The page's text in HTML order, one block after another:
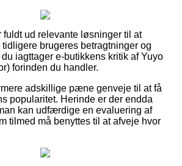
ud relevante løsninger til at
brugeres betragtninger og
iagttager e-butikkens kritik af Yuyo
forinden du handler.
adskillige pæne genveje til at få
popularitet. Herinde er der endda
kan udfærdige en evaluering af
tilmed må benyttes til at afveje hvor